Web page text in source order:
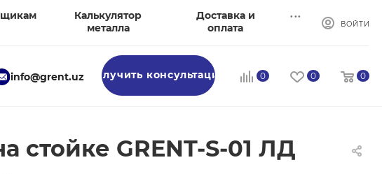
Калькулятор
металла
Доставка и
оплата
...
ВОЙТИ
info@grent.uz Получить консультацию 0 0 0
стойке GRENT-S-01 ЛД